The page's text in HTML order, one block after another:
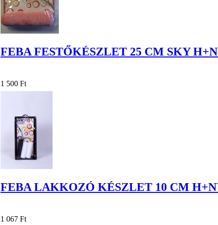
FEBA FESTŐKÉSZLET 25 CM SKY
1 500 Ft
FEBA LAKKOZÓ KÉSZLET 10 CM
1 067 Ft